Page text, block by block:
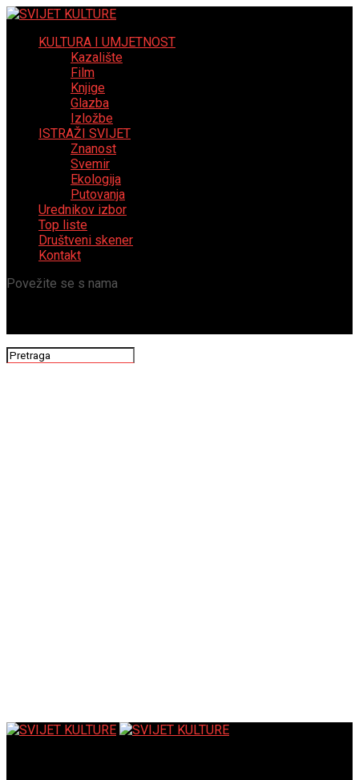
KULTURA I UMJETNOST
Kazalište
Film
Knjige
Glazba
Izložbe
ISTRAŽI SVIJET
Znanost
Svemir
Ekologija
Putovanja
Urednikov izbor
Top liste
Društveni skener
Kontakt
Povežite se s nama